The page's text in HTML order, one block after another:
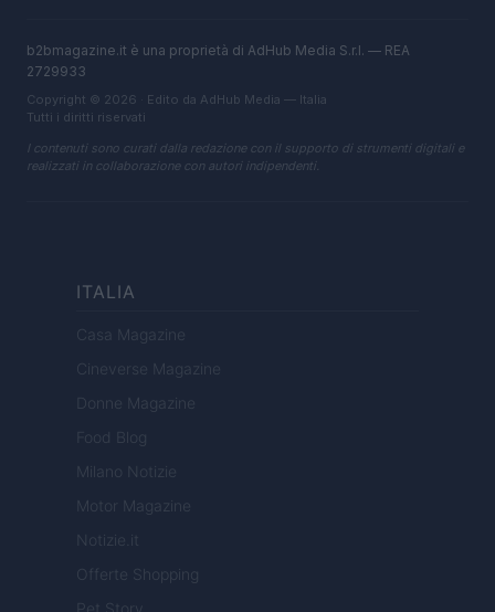
b2bmagazine.it è una proprietà di AdHub Media S.r.l. — REA
2729933
Copyright © 2026 · Edito da AdHub Media — Italia
Tutti i diritti riservati
I contenuti sono curati dalla redazione con il supporto di strumenti digitali e
realizzati in collaborazione con autori indipendenti.
ITALIA
Casa Magazine
Cineverse Magazine
Donne Magazine
Food Blog
Milano Notizie
Motor Magazine
Notizie.it
Offerte Shopping